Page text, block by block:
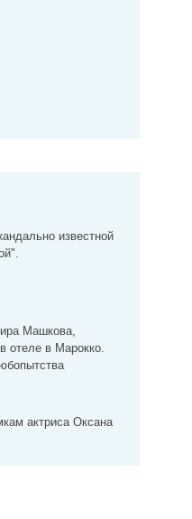
известной
Машкова,
отеле в Марокко.
актриса Оксана